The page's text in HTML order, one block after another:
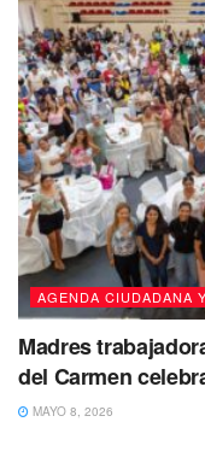
serio “, puntualizó.
Tags: Laura
AGENDA CIUDADANA
Madres
del Carmen
MAYO 8, 2026